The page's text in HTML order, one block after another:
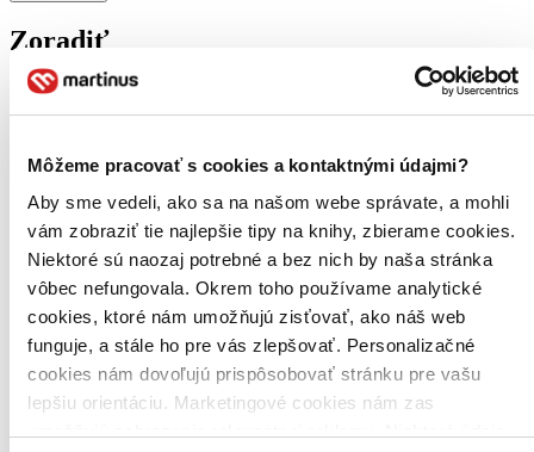
Môžeme pracovať s cookies a kontaktnými údajmi?
Aby sme vedeli, ako sa na našom webe správate, a mohli
vám zobraziť tie najlepšie tipy na knihy, zbierame cookies.
Niektoré sú naozaj potrebné a bez nich by naša stránka
vôbec nefungovala. Okrem toho používame analytické
cookies, ktoré nám umožňujú zisťovať, ako náš web
funguje, a stále ho pre vás zlepšovať. Personalizačné
cookies nám dovoľujú prispôsobovať stránku pre vašu
lepšiu orientáciu. Marketingové cookies nám zas
Zoradiť
Bestsellery
Top hodnotené
Novinky
Najlacnejšie
Najvyššia zľava
Použité filtre
Zrušiť filtre
čítané - mierne opotrebované